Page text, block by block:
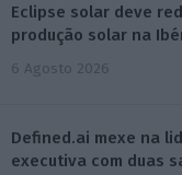
Eclipse solar deve
produção solar na
6 Agosto 2026
Defined.ai mexe na
executiva com duas